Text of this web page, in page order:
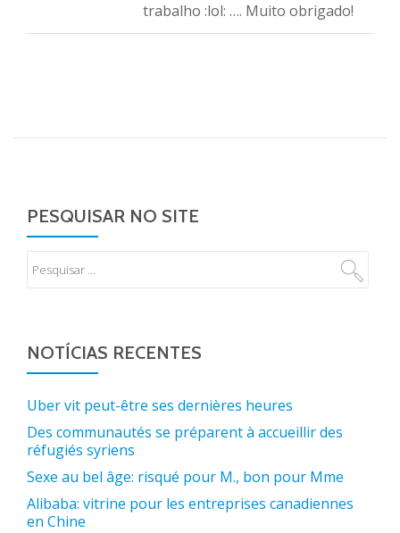
trabalho :lol: …. Muito obrigado!
PESQUISAR NO SITE
NOTÍCIAS RECENTES
Uber vit peut-être ses dernières heures
Des communautés se préparent à accueillir des
réfugiés syriens
Sexe au bel âge: risqué pour M., bon pour Mme
Alibaba: vitrine pour les entreprises canadiennes
en Chine